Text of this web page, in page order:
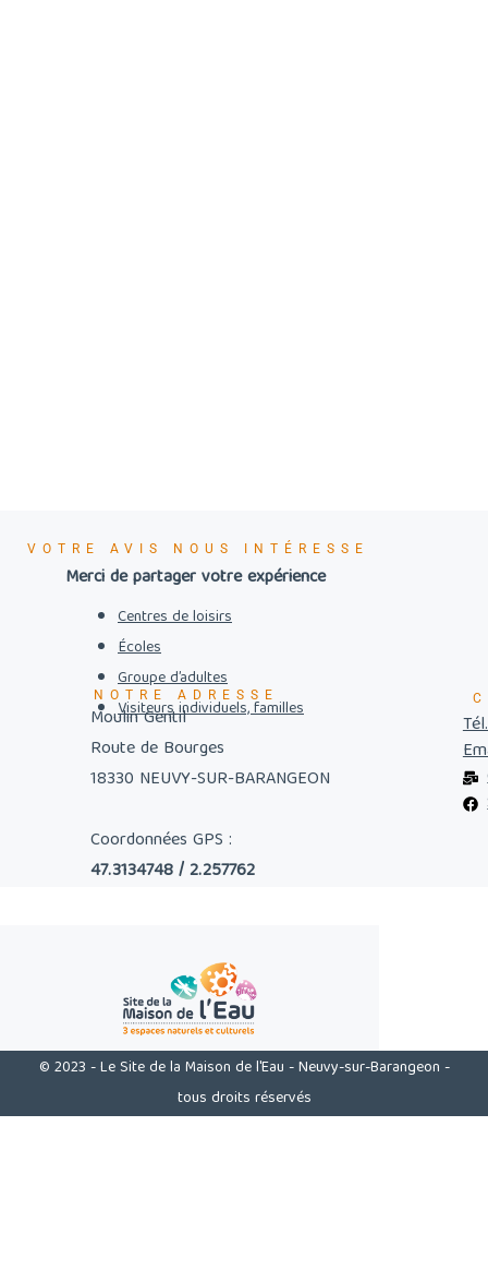
VOTRE AVIS NOUS INTÉRESSE
Merci de partager votre expérience
Centres de loisirs
Écoles
Groupe d’adultes
Visiteurs individuels, familles
NOTRE ADRESSE
Moulin Gentil
Route de Bourges
18330 NEUVY-SUR-BARANGEON
Coordonnées GPS :
47.3134748 / 2.257762
© 2023 - Le Site de la Maison de l'Eau - Neuvy-sur-Barangeon -
tous droits réservés